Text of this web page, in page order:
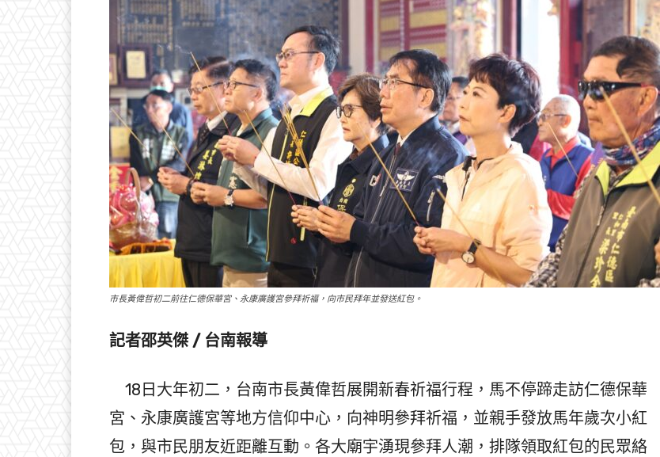
市長黃偉哲初二前往仁德保華宮、永康廣護宮參拜祈福，向市民拜年並發送紅包。
記者邵英傑 / 台南報導
18日大年初二，台南市長黃偉哲展開新春祈福行程，馬不停蹄走訪仁德保華
宮、永康廣護宮等地方信仰中心，向神明參拜祈福，並親手發放馬年歲次小紅
包，與市民朋友近距離互動。各大廟宇湧現參拜人潮，排隊領取紅包的民眾絡